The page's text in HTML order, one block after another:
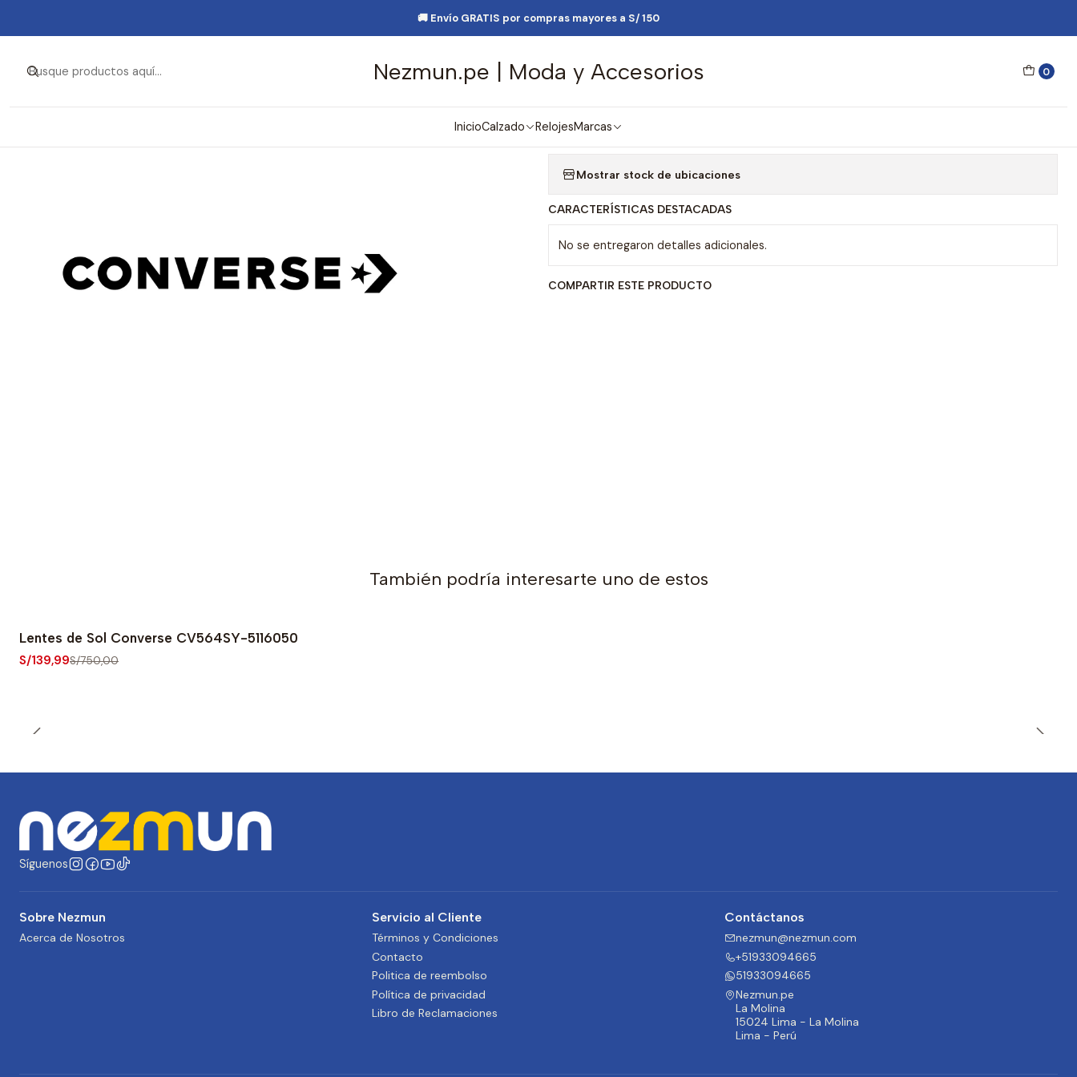
Nezmun.pe | Moda y Accesorios 0
InicioCalzado RelojesMarcas
🚚 Envío GRATIS por compras mayores a S/ 150
Accesorios de Moda Lentes y Accesorios Lentes de Sol
|
Lentes de Sol Converse CV564SY-5116001
Cantidad
Mostrar stock de ubicaciones
CARACTERÍSTICAS DESTACADAS
No se entregaron detalles adicionales.
COMPARTIR ESTE PRODUCTO
También podría interesarte uno de estos
-81% OFF
Lentes de Sol Converse CV564SY-5116050
S/139,99S/750,00
Síguenos
Sobre Nezmun
Acerca de Nosotros
Servicio al Cliente
Términos y Condiciones
Contacto
Politica de reembolso
Política de privacidad
Libro de Reclamaciones
Contáctanos
nezmun@nezmun.com
+51933094665
51933094665
Nezmun.pe
La Molina
15024 Lima - La Molina
Lima - Perú